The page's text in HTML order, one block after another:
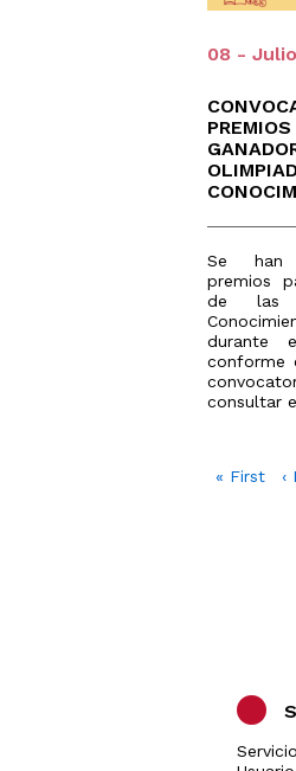
08 - Julio
Se han
premios
de las
durante
conforme
consultar
Paginación
Primera
« First ‹